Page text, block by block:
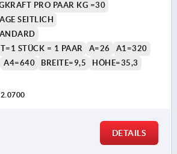
PRO PAAR KG =30
SEITLICH
STÜCK = 1 PAAR
A=26
A1=320
A4=640 BREITE=9,5
HÖHE=35,3
DETAILS